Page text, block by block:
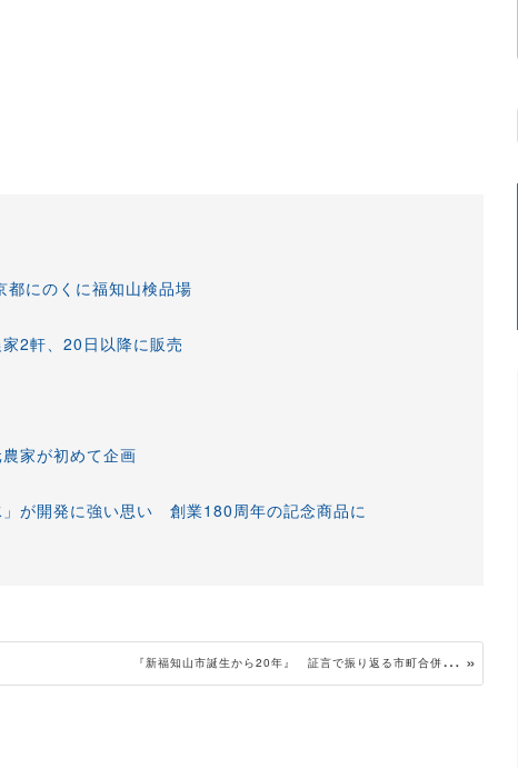
にのくに福知山検品場
2軒、20日以降に販売
家が初めて企画
が開発に強い思い 創業180周年の記念商品に
『
新福知山市誕生から20年』 証言で振り返る市町合併（下）